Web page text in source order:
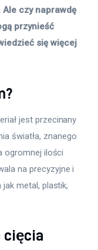
Ale czy naprawdę
przynieść
się więcej
jest przecinany
światła, znanego
ogromnej ilości
na precyzyjne i
metal, plastik,
cięcia